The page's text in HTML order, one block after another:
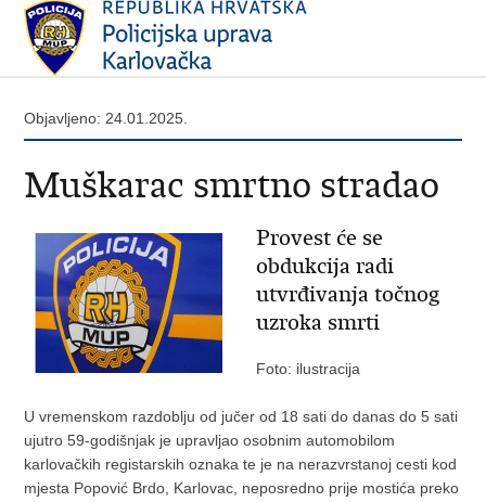
Objavljeno: 24.01.2025.
Muškarac smrtno stradao
Provest će se
obdukcija radi
utvrđivanja točnog
uzroka smrti
Foto: ilustracija
U vremenskom razdoblju od jučer od 18 sati do danas do 5 sati
ujutro 59-godišnjak je upravljao osobnim automobilom
karlovačkih registarskih oznaka te je na nerazvrstanoj cesti kod
mjesta Popović Brdo, Karlovac, neposredno prije mostića preko